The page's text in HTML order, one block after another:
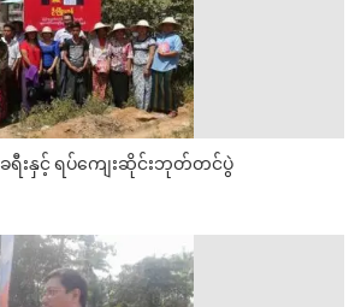
ခရီးနှင့် ရပ်ကျေးဆိုင်းဘုတ်တင်ပွဲ